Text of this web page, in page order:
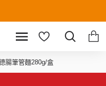
腸筆管麵280g/盒